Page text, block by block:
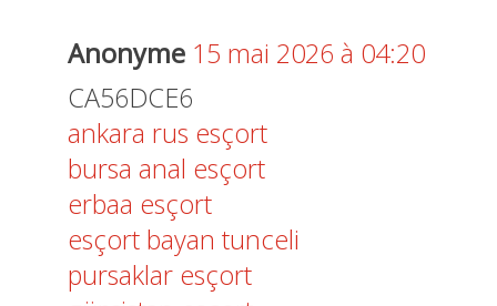
Anonyme 15 mai 2026 à 04:20
CA56DCE6
ankara rus esçort
bursa anal esçort
erbaa esçort
esçort bayan tunceli
pursaklar esçort